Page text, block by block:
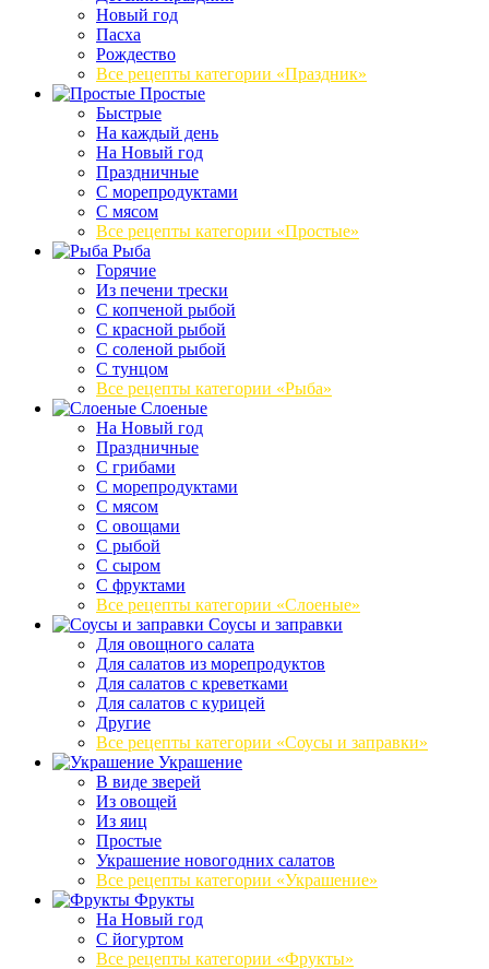
Новый год
Пасха
Рождество
Все рецепты категории «Праздник»
Простые
Быстрые
На каждый день
На Новый год
Праздничные
С морепродуктами
С мясом
Все рецепты категории «Простые»
Рыба
Горячие
Из печени трески
С копченой рыбой
С красной рыбой
С соленой рыбой
С тунцом
Все рецепты категории «Рыба»
Слоеные
На Новый год
Праздничные
С грибами
С морепродуктами
С мясом
С овощами
С рыбой
С сыром
С фруктами
Все рецепты категории «Слоеные»
Соусы и заправки
Для овощного салата
Для салатов из морепродуктов
Для салатов с креветками
Для салатов с курицей
Другие
Все рецепты категории «Соусы и заправки»
Украшение
В виде зверей
Из овощей
Из яиц
Простые
Украшение новогодних салатов
Все рецепты категории «Украшение»
Фрукты
На Новый год
С йогуртом
Все рецепты категории «Фрукты»